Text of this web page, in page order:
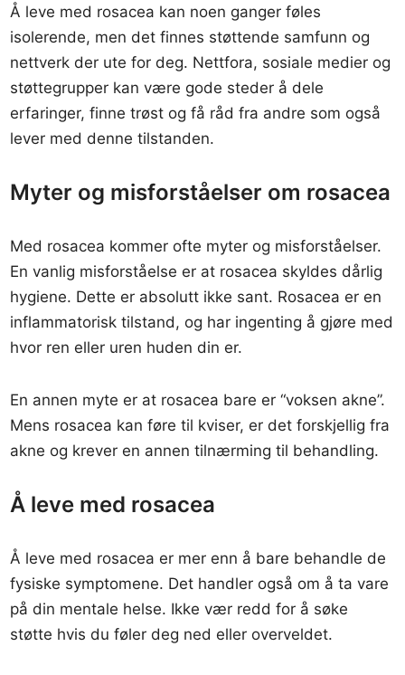
Å leve med rosacea kan noen ganger føles
isolerende, men det finnes støttende samfunn og
nettverk der ute for deg. Nettfora, sosiale medier og
støttegrupper kan være gode steder å dele
erfaringer, finne trøst og få råd fra andre som også
lever med denne tilstanden.
Myter og misforståelser om rosacea
Med rosacea kommer ofte myter og misforståelser.
En vanlig misforståelse er at rosacea skyldes dårlig
hygiene. Dette er absolutt ikke sant. Rosacea er en
inflammatorisk tilstand, og har ingenting å gjøre med
hvor ren eller uren huden din er.
En annen myte er at rosacea bare er “voksen akne”.
Mens rosacea kan føre til kviser, er det forskjellig fra
akne og krever en annen tilnærming til behandling.
Å leve med rosacea
Å leve med rosacea er mer enn å bare behandle de
fysiske symptomene. Det handler også om å ta vare
på din mentale helse. Ikke vær redd for å søke
støtte hvis du føler deg ned eller overveldet.